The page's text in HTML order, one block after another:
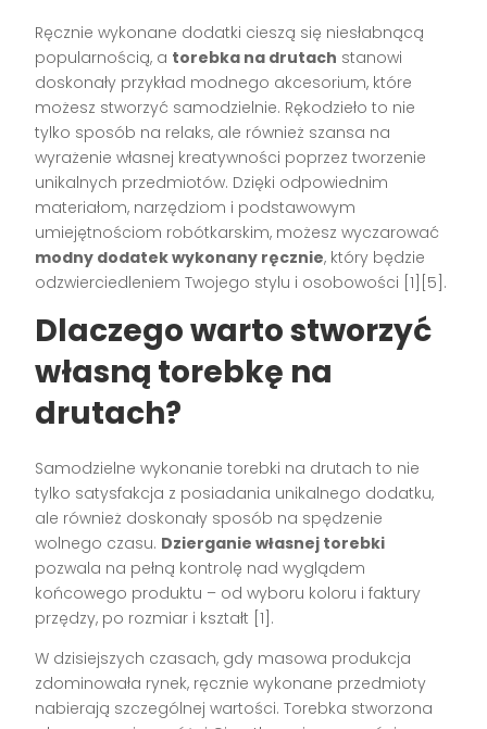
Ręcznie wykonane dodatki cieszą się niesłabnącą
popularnością, a torebka na drutach stanowi
doskonały przykład modnego akcesorium, które
możesz stworzyć samodzielnie. Rękodzieło to nie
tylko sposób na relaks, ale również szansa na
wyrażenie własnej kreatywności poprzez tworzenie
unikalnych przedmiotów. Dzięki odpowiednim
materiałom, narzędziom i podstawowym
umiejętnościom robótkarskim, możesz wyczarować
modny dodatek wykonany ręcznie, który będzie
odzwierciedleniem Twojego stylu i osobowości [1][5].
Dlaczego warto stworzyć
własną torebkę na
drutach?
Samodzielne wykonanie torebki na drutach to nie
tylko satysfakcja z posiadania unikalnego dodatku,
ale również doskonały sposób na spędzenie
wolnego czasu. Dzierganie własnej torebki
pozwala na pełną kontrolę nad wyglądem
końcowego produktu – od wyboru koloru i faktury
przędzy, po rozmiar i kształt [1].
W dzisiejszych czasach, gdy masowa produkcja
zdominowała rynek, ręcznie wykonane przedmioty
nabierają szczególnej wartości. Torebka stworzona